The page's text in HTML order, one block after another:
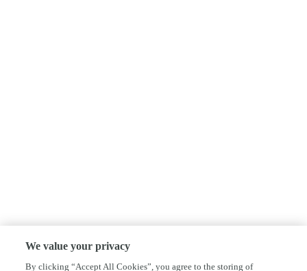
We value your privacy
By clicking “Accept All Cookies”, you agree to the storing of